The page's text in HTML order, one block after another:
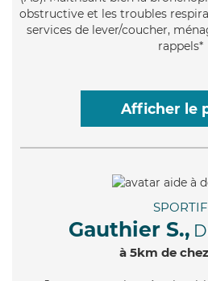
obstructive et les troubles
services de lever/coucher,
rappels*
Afficher le
SPORTIF
Gauthier S.,
à 5km de